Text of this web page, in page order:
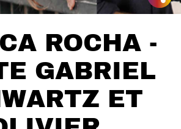
ROCHA -
GABRIEL
ET